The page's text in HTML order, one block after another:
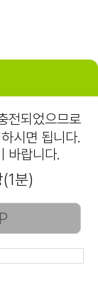
전되었으므로
시면 됩니다.
바랍니다.
분)